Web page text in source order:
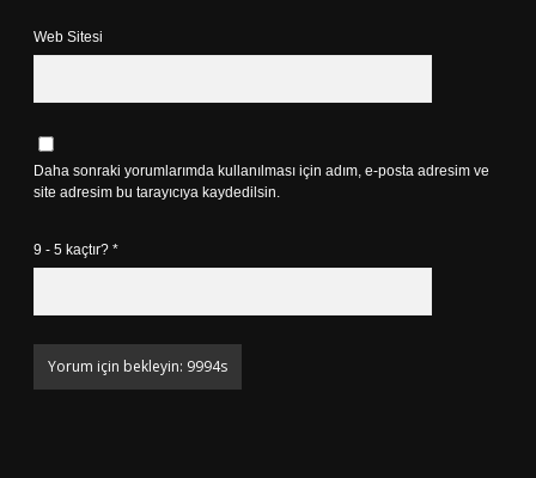
Web Sitesi
Daha sonraki yorumlarımda kullanılması için adım, e-posta adresim ve
site adresim bu tarayıcıya kaydedilsin.
9 - 5 kaçtır? *